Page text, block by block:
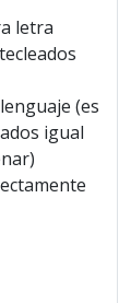
letra
(es
igual